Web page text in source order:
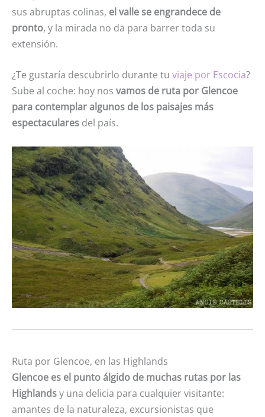
sus abruptas colinas, el valle se engrandece de
pronto, y la mirada no da para barrer toda su
extensión.
¿Te gustaría descubrirlo durante tu viaje por Escocia?
Sube al coche: hoy nos vamos de ruta por Glencoe
para contemplar algunos de los paisajes más
espectaculares del país.
Ruta por Glencoe, en las Highlands
Glencoe es el punto álgido de muchas rutas por las
Highlandsy una delicia para cualquier visitante:
amantes de la naturaleza, excursionistas que